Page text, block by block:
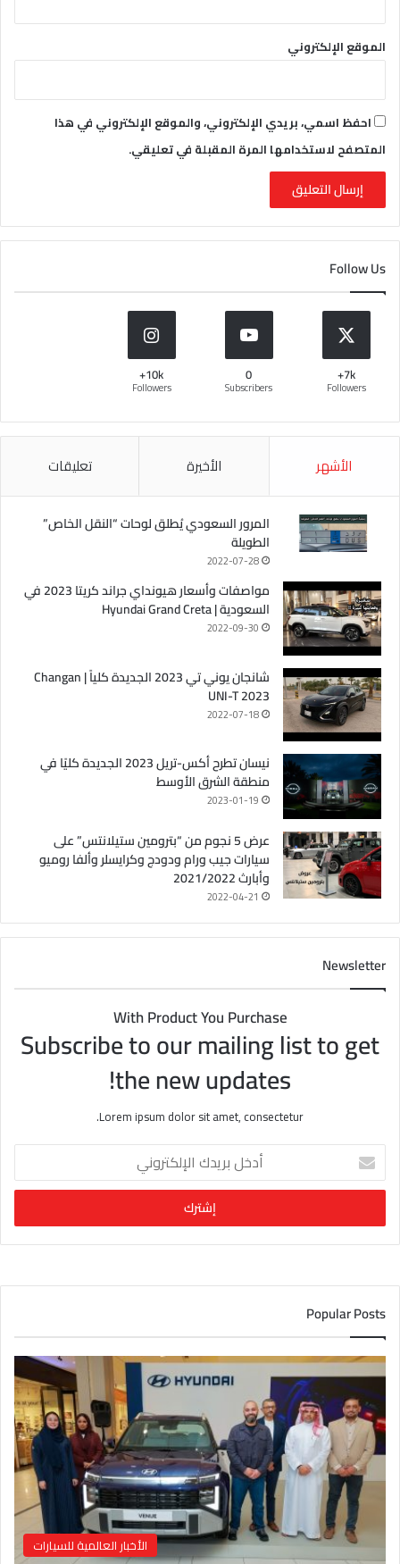
الموقع الإلكتروني
احفظ اسمي، بريدي الإلكتروني، والموقع الإلكتروني في هذا
المتصفح لاستخدامها المرة المقبلة في تعليقي.
Follow Us
7k+
Followers
0
Subscribers
10k+
Followers
الأشهر الأخيرة تعليقات
المرور السعودي يُطلق لوحات “النقل الخاص”
الطويلة
2022-07-28
مواصفات وأسعار هيونداي جراند كريتا 2023 في
السعودية | Hyundai Grand Creta
2022-09-30
شانجان يوني تي 2023 الجديدة كلياً | Changan
UNI-T 2023
2022-07-18
نيسان تطرح أكس-تريل 2023 الجديدة كليًا في
منطقة الشرق الأوسط
2023-01-19
عرض 5 نجوم من “بترومين ستيلانتس” على
سيارات جيب ورام ودودج وكرايسلر وألفا روميو
وأبارث 2021/2022
2022-04-21
Newsletter
With Product You Purchase
Subscribe to our mailing list to get
the new updates!
Lorem ipsum dolor sit amet, consectetur.
خ
ب
ر
د
ا
ل
إ
ل
ك
ت
ر
و
Popular Posts
الأخبار العالمية للسيارات